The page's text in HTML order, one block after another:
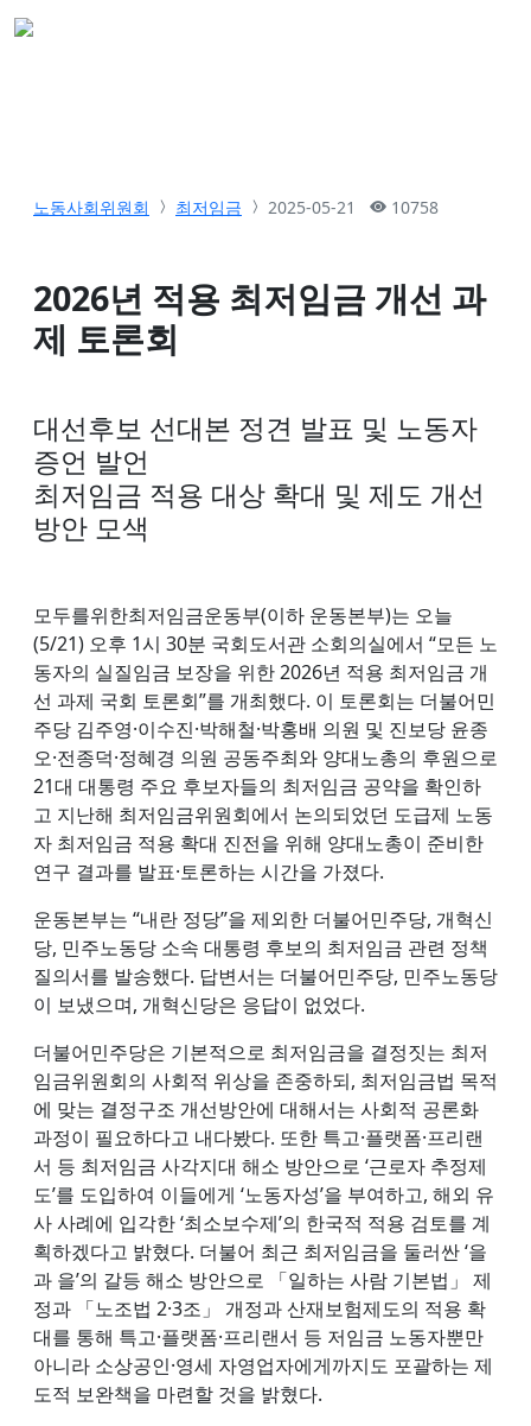
노동사회위원회 최저임금 2025-05-21 10758
2026년 적용 최저임금 개선 과
제 토론회
대선후보 선대본 정견 발표 및 노동자
증언 발언
최저임금 적용 대상 확대 및 제도 개선
방안 모색
모두를위한최저임금운동부(이하 운동본부)는 오늘
(5/21) 오후 1시 30분 국회도서관 소회의실에서 “모든 노
동자의 실질임금 보장을 위한 2026년 적용 최저임금 개
선 과제 국회 토론회”를 개최했다. 이 토론회는 더불어민
주당 김주영·이수진·박해철·박홍배 의원 및 진보당 윤종
오·전종덕·정혜경 의원 공동주최와 양대노총의 후원으로
21대 대통령 주요 후보자들의 최저임금 공약을 확인하
고 지난해 최저임금위원회에서 논의되었던 도급제 노동
자 최저임금 적용 확대 진전을 위해 양대노총이 준비한
연구 결과를 발표·토론하는 시간을 가졌다.
운동본부는 “내란 정당”을 제외한 더불어민주당, 개혁신
당, 민주노동당 소속 대통령 후보의 최저임금 관련 정책
질의서를 발송했다. 답변서는 더불어민주당, 민주노동당
이 보냈으며, 개혁신당은 응답이 없었다.
더불어민주당은 기본적으로 최저임금을 결정짓는 최저
임금위원회의 사회적 위상을 존중하되, 최저임금법 목적
에 맞는 결정구조 개선방안에 대해서는 사회적 공론화
과정이 필요하다고 내다봤다. 또한 특고·플랫폼·프리랜
서 등 최저임금 사각지대 해소 방안으로 ‘근로자 추정제
도’를 도입하여 이들에게 ‘노동자성’을 부여하고, 해외 유
사 사례에 입각한 ‘최소보수제’의 한국적 적용 검토를 계
획하겠다고 밝혔다. 더불어 최근 최저임금을 둘러싼 ‘을
과 을’의 갈등 해소 방안으로 「일하는 사람 기본법」 제
정과 「노조법 2·3조」 개정과 산재보험제도의 적용 확
대를 통해 특고·플랫폼·프리랜서 등 저임금 노동자뿐만
아니라 소상공인·영세 자영업자에게까지도 포괄하는 제
도적 보완책을 마련할 것을 밝혔다.